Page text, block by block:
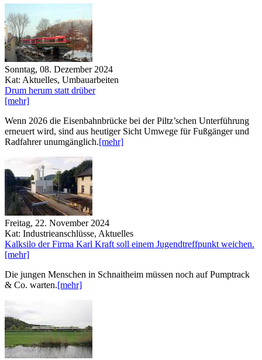
Sonntag, 08. Dezember 2024
Kat: Aktuelles, Umbauarbeiten
Drum herum statt drüber
[mehr]
Wenn 2026 die Eisenbahnbrücke bei der Piltz’schen Unterführung
erneuert wird, sind aus heutiger Sicht Umwege für Fußgänger und
Radfahrer unumgänglich.[mehr]
Freitag, 22. November 2024
Kat: Industrieanschlüsse, Aktuelles
Kalksilo der Firma Karl Kraft soll einem Jugendtreffpunkt weichen.
[mehr]
Die jungen Menschen in Schnaitheim müssen noch auf Pumptrack
& Co. warten.[mehr]